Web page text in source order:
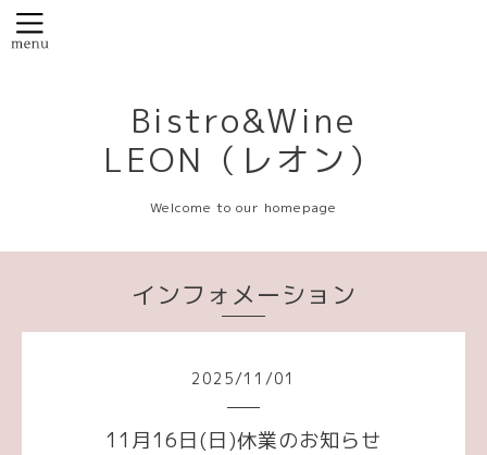
Bistro&Wine
LEON（レオン）
Welcome to our homepage
インフォメーション
2025/11 /01
11月16日(日)休業のお知らせ